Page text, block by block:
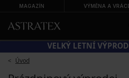
MAGAZÍN VÝMĚNA A
VELKÝ LETNÍ
Úvod